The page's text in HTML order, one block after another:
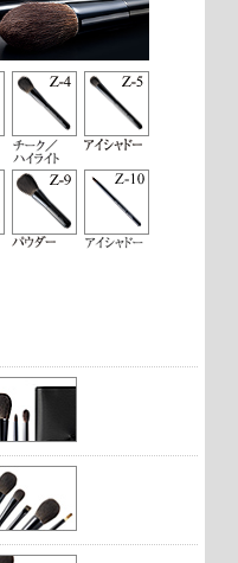
でもダントツで使いや
と愛用していきたいで
な感じに仕上がるの
てみるとちょうどよ
す。アイシャドウも均